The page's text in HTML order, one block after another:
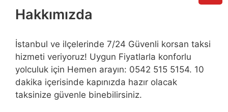
Hakkımızda
İstanbul ve ilçelerinde 7/24 Güvenli korsan taksi
hizmeti veriyoruz! Uygun Fiyatlarla konforlu
yolculuk için Hemen arayın: 0542 515 5154. 10
dakika içerisinde kapınızda hazır olacak
taksinize güvenle binebilirsiniz.